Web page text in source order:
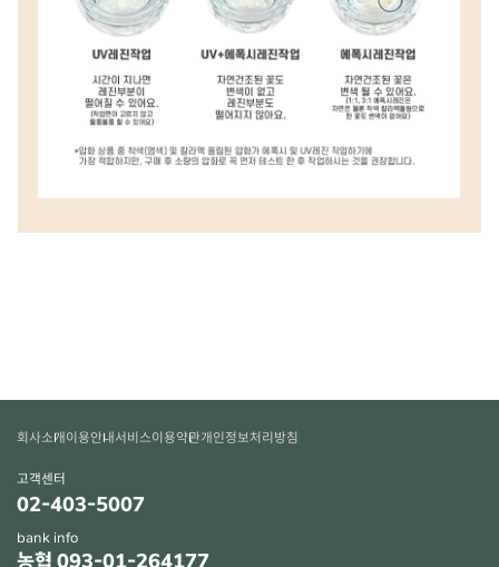
회사소개이용안내서비스이용약관개인정보처리방침
고객센터
02-403-5007
bank info
농협 093-01-264177